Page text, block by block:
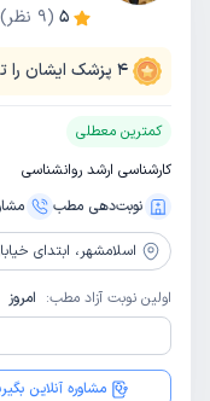
5
(
9 نظر)
4 پزشک ایشان را
کمترین معطلی
کارشناسی ارشد روانشناسی
نوبت‌دهی مطب
اسلامشهر، ابتدای خیابان
اولین نوبت آزاد مطب: امروز
مشاوره آنلاین